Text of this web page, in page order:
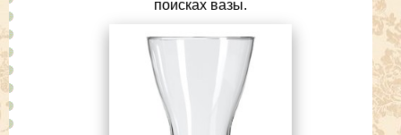
поисках вазы.